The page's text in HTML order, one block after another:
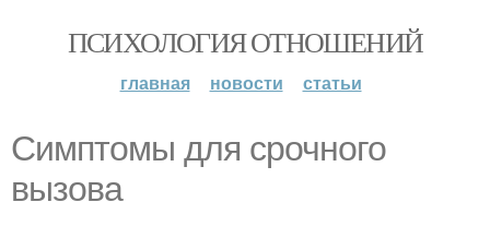
ПСИХОЛОГИЯ ОТНОШЕНИЙ
главная новости статьи
Симптомы для срочного
вызова